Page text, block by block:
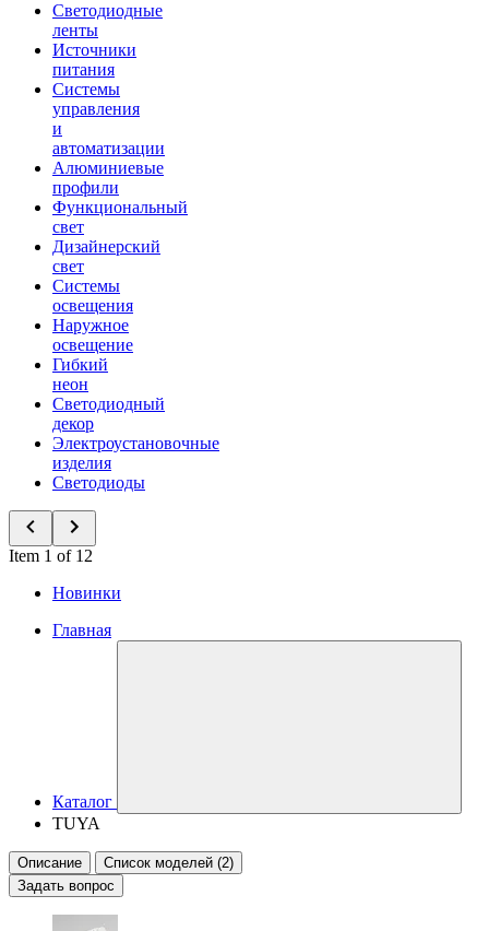
Светодиодные
ленты
Источники
питания
Системы
управления
и
автоматизации
Алюминиевые
профили
Функциональный
свет
Дизайнерский
свет
Системы
освещения
Наружное
освещение
Гибкий
неон
Светодиодный
декор
Электроустановочные
изделия
Светодиоды
Item 1 of 12
Новинки
Главная
Каталог
TUYA
Описание
Список моделей (2)
Задать вопрос